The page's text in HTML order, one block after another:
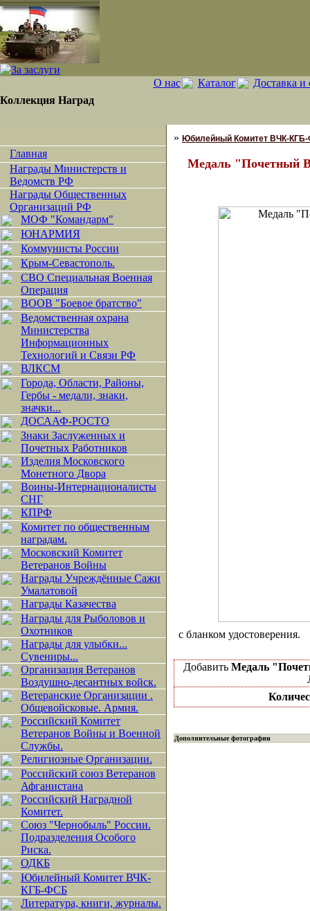
Коллекция Наград
О нас Каталог Доставка и
Главная
Награды Министерств и
Ведомств РФ
Награды Общественных
Организаций РФ
МОФ "Командарм"
ЮНАРМИЯ
Коммунисты России
Крым-Севастополь.
СВО Специальная Военная
Операция
ВООВ "Боевое братство"
Ведомственная охрана
Министерства
Информационных
Технологий и Связи РФ
ВЛКСМ
Города, Области, Районы,
Гербы - медали, знаки,
значки...
ДОСААФ-РОСТО
Знаки Заслуженных и
Почетных Работников
Изделия Московского
Монетного Двора
Воины-Интернационалисты
СНГ
КПРФ
Комитет по общественным
наградам.
Московский Комитет
Ветеранов Войны
Награды Учреждённые Сажи
Умалатовой
Награды Казачества
Награды для Рыболовов и
Охотников
Награды для улыбки...
Сувениры...
Организация Ветеранов
Воздушно-десантных войск.
Ветеранские Организации .
Общевойсковые. Армия.
Российский Комитет
Ветеранов Войны и Военной
Службы.
Религиозные Организации.
Российский союз Ветеранов
Афганистана
Российский Наградной
Комитет.
Союз "Чернобыль" России.
Подразделения Особого
Риска.
ОДКБ
Юбилейный Комитет ВЧК-
КГБ-ФСБ
Литература, книги, журналы.
» Юбилейный Комитет ВЧК-
Медаль "Почетный
с бланком удостоверения.
Добавить Медаль
Дополнительные фотографии